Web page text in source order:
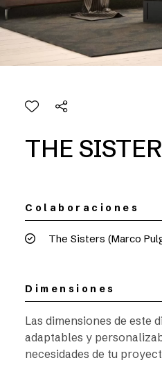
THE
Colaboraciones
The Sisters (Marco
Dimensiones
Las dimensiones de este
adaptables y
necesidades de tu